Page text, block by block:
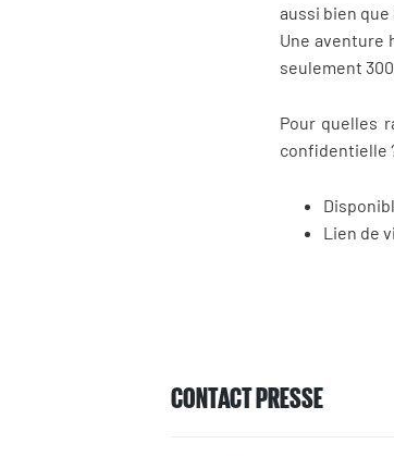
aussi bien que
Une aventure
seulement
Pour quelles
confidentielle
Lien de
CONTACT PRESSE